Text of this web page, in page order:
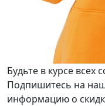
Будьте в курсе всех
Подпишитесь на
информацию о